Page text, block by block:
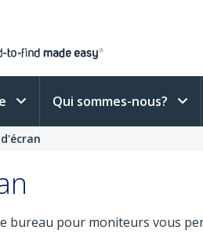
Qui sommes-nous?
bureau pour moniteurs vous